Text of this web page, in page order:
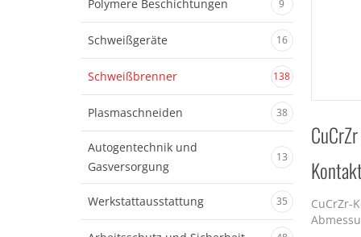
Polymere Beschichtungen 9
Schweißgeräte 16
Schweißbrenner 138
Plasmaschneiden 38
Autogentechnik und
Gasversorgung
13
Werkstattausstattung 35
CuCrZr
CuCrZr-